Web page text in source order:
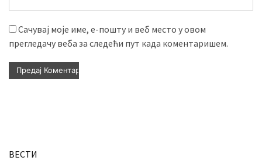
Сачувај моје име, е-пошту и веб место у овом
прегледачу веба за следећи пут када коментаришем.
ВЕСТИ